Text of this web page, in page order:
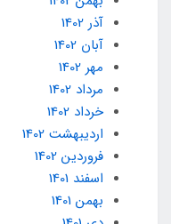
آذر 1402
آبان 1402
مهر 1402
مرداد 1402
خرداد 1402
ارديبهشت 1402
فروردین 1402
اسفند 1401
بهمن 1401